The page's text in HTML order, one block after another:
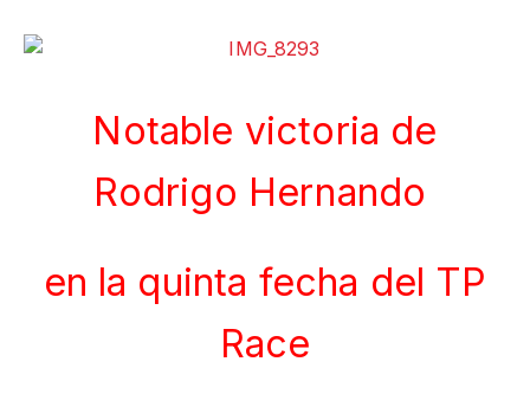
Notable victoria de
Rodrigo Hernando
en la quinta fecha del TP
Race